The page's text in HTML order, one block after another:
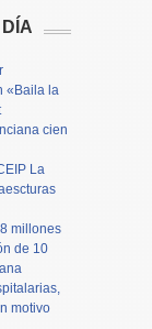
«Baila la
cien
La
millones
de 10
motivo